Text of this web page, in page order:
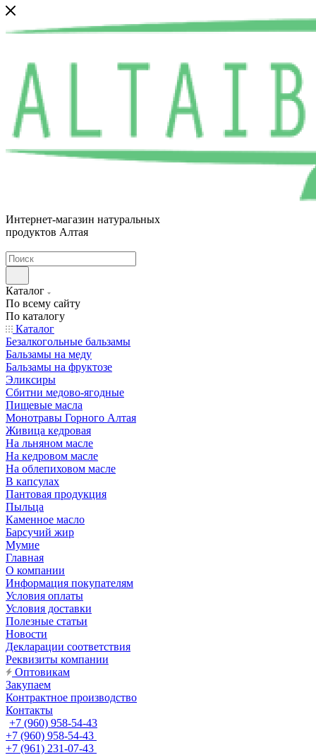
Интернет-магазин натуральных
продуктов Алтая
Каталог
По всему сайту
По каталогу
Каталог
Безалкогольные бальзамы
Бальзамы на меду
Бальзамы на фруктозе
Эликсиры
Сбитни медово-ягодные
Пищевые масла
Монотравы Горного Алтая
Живица кедровая
На льняном масле
На кедровом масле
На облепиховом масле
В капсулах
Пантовая продукция
Пыльца
Каменное масло
Барсучий жир
Мумие
Главная
О компании
Информация покупателям
Условия оплаты
Условия доставки
Полезные статьи
Новости
Декларации соответствия
Реквизиты компании
Оптовикам
Закупаем
Контрактное производство
Контакты
+7 (960) 958-54-43
+7 (960) 958-54-43
+7 (961) 231-07-43